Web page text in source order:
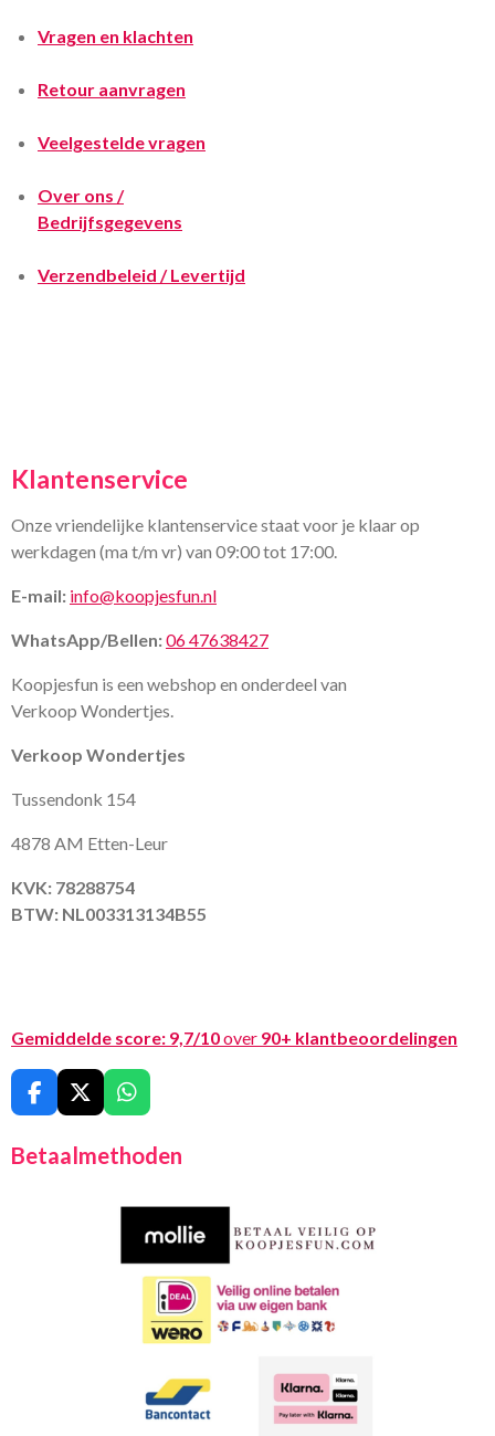
Vragen en klachten
Retour aanvragen
Veelgestelde vragen
Over ons /
Bedrijfsgegevens
Verzendbeleid / Levertijd
Klantenservice
Onze vriendelijke klantenservice staat voor je klaar op
werkdagen (ma t/m vr) van 09:00 tot 17:00.
E-mail: info@koopjesfun.nl
WhatsApp/Bellen:06 47638427
Koopjesfun is een webshop en onderdeel van
Verkoop Wondertjes.
Verkoop Wondertjes
Tussendonk 154
4878 AM Etten-Leur
KVK: 78288754
BTW: NL003313134B55
Gemiddelde score: 9,7/10over 90+ klantbeoordelingen
F
a
c
e
X
W
h
t
A
Betaalmethoden